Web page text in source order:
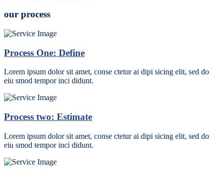
our process
Process One: Define
Lorem ipsum dolor sit amet, conse ctetur ai dipi sicing elit, sed do
eiu smod tempor inci didunt.
Process two: Estimate
Lorem ipsum dolor sit amet, conse ctetur ai dipi sicing elit, sed do
eiu smod tempor inci didunt.